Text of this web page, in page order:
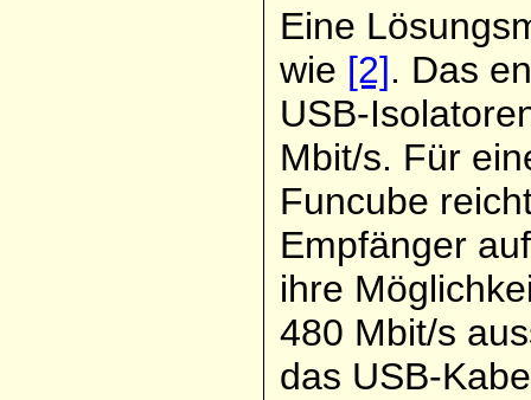
Eine
wie [2]. Das
USB-
Mbit/s. Für
Funcube
Empfänger
ihre
480 Mbit/s
das USB-